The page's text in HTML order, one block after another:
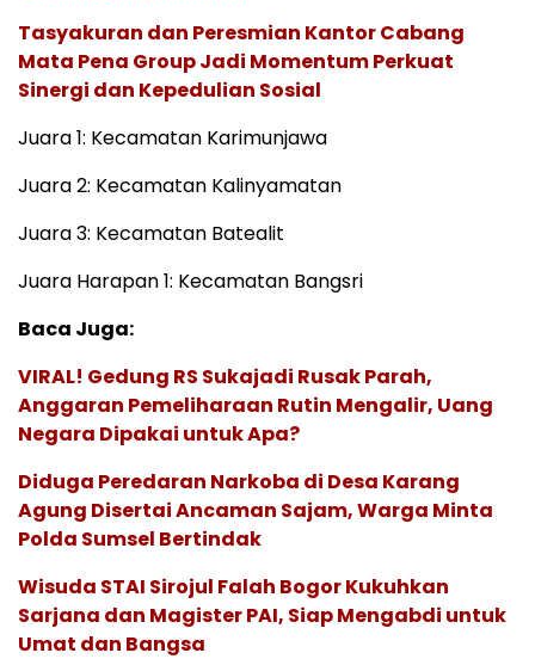
Tasyakuran dan Peresmian Kantor Cabang
Mata Pena Group Jadi Momentum Perkuat
Sinergi dan Kepedulian Sosial
Juara 1: Kecamatan Karimunjawa
Juara 2: Kecamatan Kalinyamatan
Juara 3: Kecamatan Batealit
Juara Harapan 1: Kecamatan Bangsri
Baca Juga:
VIRAL! Gedung RS Sukajadi Rusak Parah,
Anggaran Pemeliharaan Rutin Mengalir, Uang
Negara Dipakai untuk Apa?
Diduga Peredaran Narkoba di Desa Karang
Agung Disertai Ancaman Sajam, Warga Minta
Polda Sumsel Bertindak
Wisuda STAI Sirojul Falah Bogor Kukuhkan
Sarjana dan Magister PAI, Siap Mengabdi untuk
Umat dan Bangsa